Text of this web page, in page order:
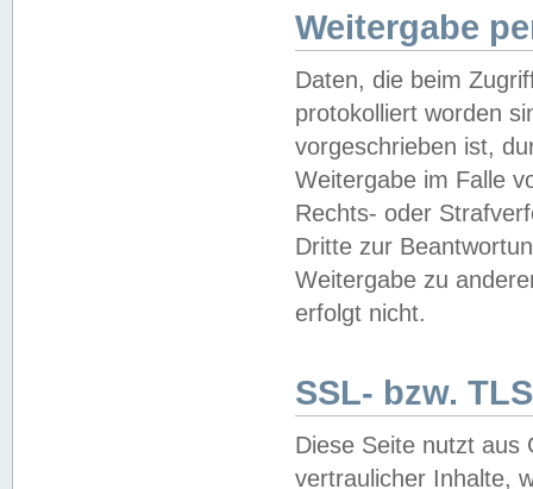
Weitergabe
Daten, die beim
protokolliert worden
vorgeschrieben ist,
Weitergabe im Falle
Rechts- oder
Dritte zur
Weitergabe zu
erfolgt nicht.
SSL- bzw.
Diese Seite nutzt aus
vertraulicher Inhalte,